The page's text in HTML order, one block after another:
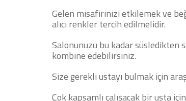
Gelen misafirinizi etkilemek ve
alıcı renkler tercih edilmelidir.
Salonunuzu bu kadar süsledikten
kombine edebilirsiniz.
Size gerekli ustayı bulmak için
Çok kapsamlı çalışacak bir usta